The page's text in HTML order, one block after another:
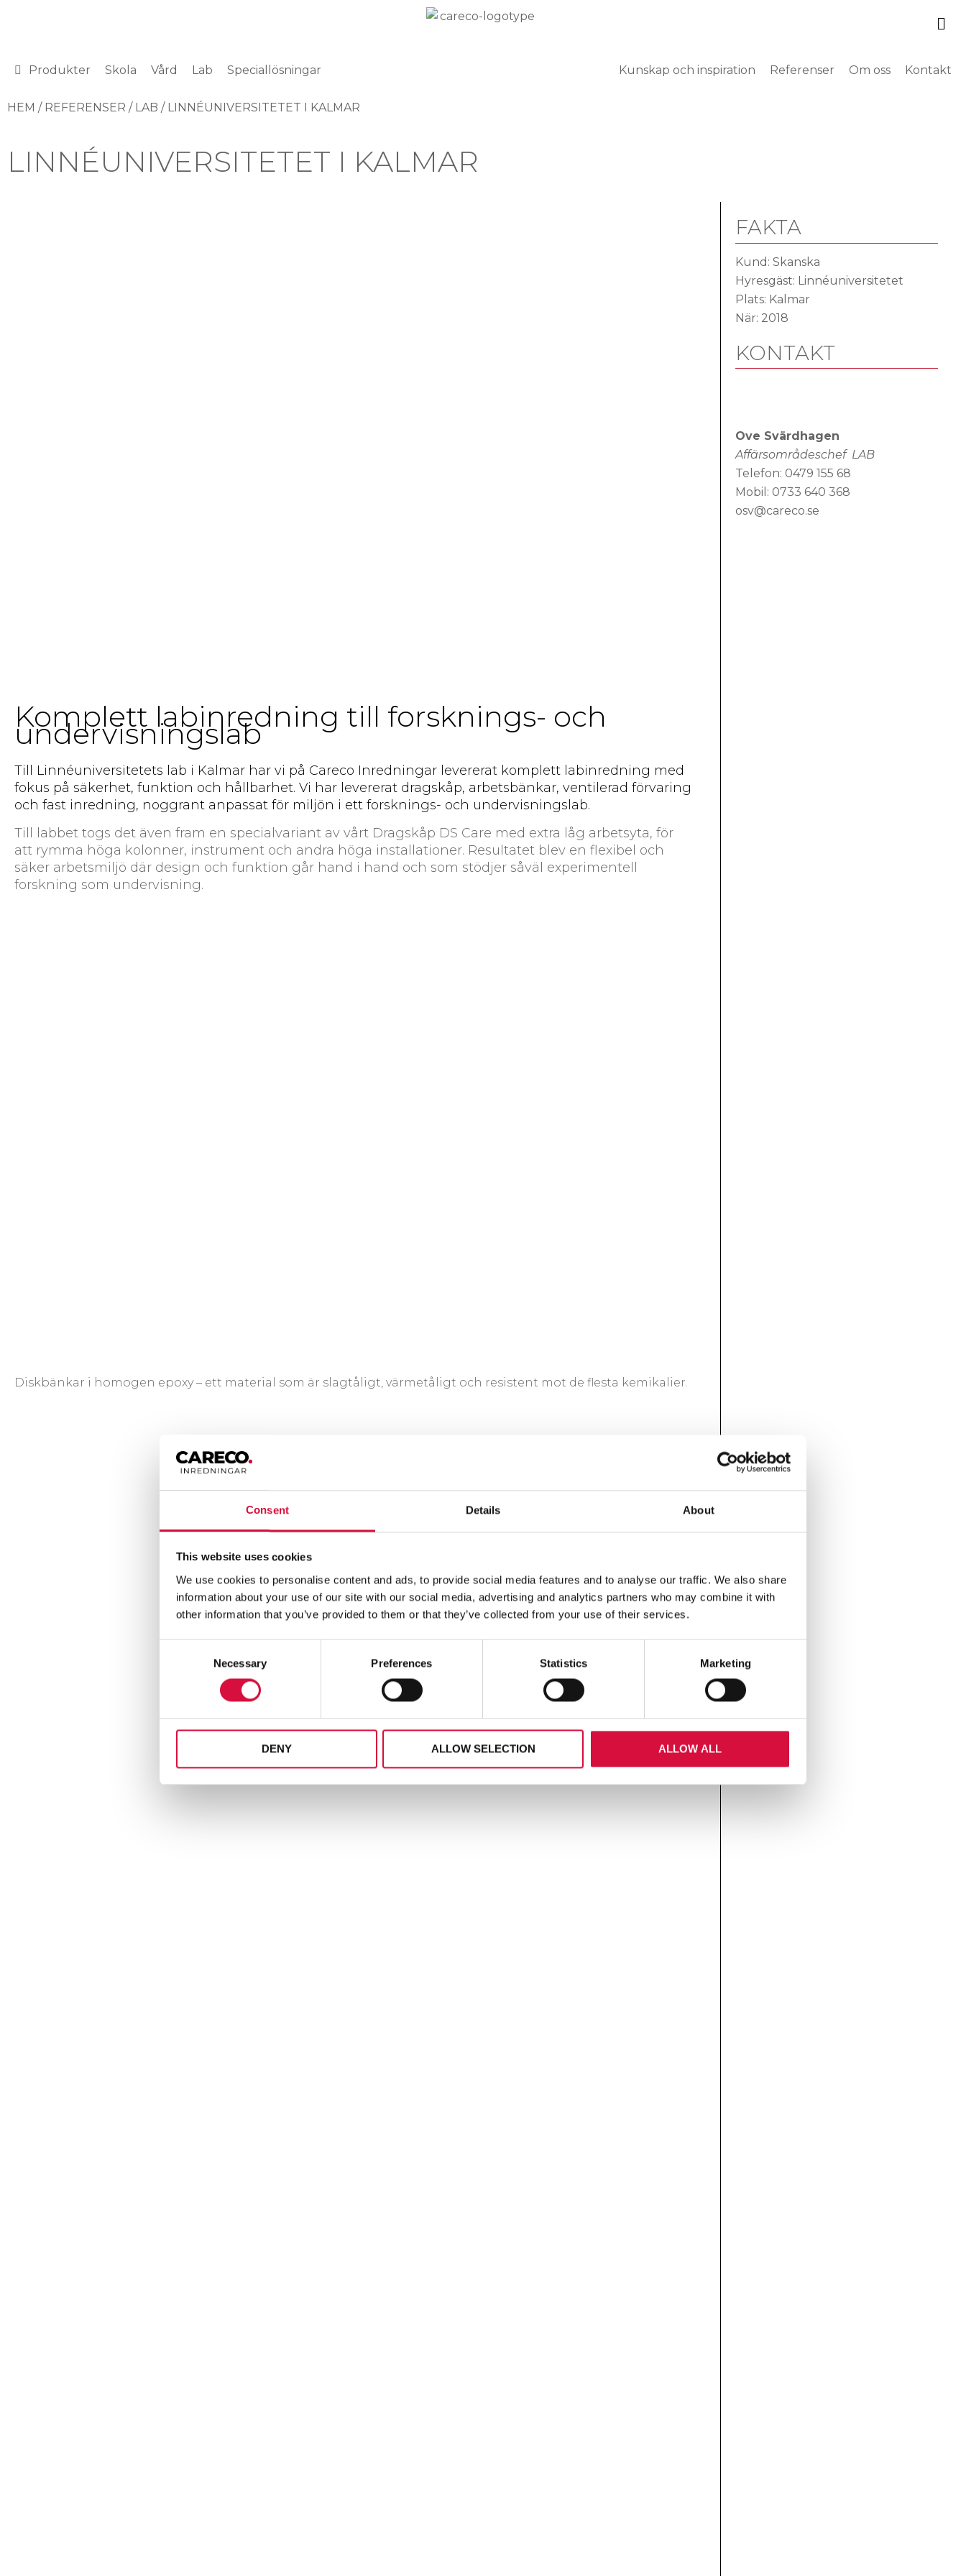
Consent Details About
This website uses cookies
We use cookies to personalise content and ads, to provide social media features and to analyse our traffic. We also share
information about your use of our site with our social media, advertising and analytics partners who may combine it with
other information that you’ve provided to them or that they’ve collected from your use of their services.
Necessary Preferences Statistics Marketing
DENY ALLOW SELECTION ALLOW ALL
Produkter Skola Vård Lab Speciallösningar Kunskap och inspiration Referenser Om oss Kontakt
HEM / REFERENSER / LAB / LINNÉUNIVERSITETET I KALMAR
LINNÉUNIVERSITETET I KALMAR
Komplett labinredning till forsknings- och
undervisningslab
Till Linnéuniversitetets lab i Kalmar har vi på Careco Inredningar levererat komplett labinredning med
fokus på säkerhet, funktion och hållbarhet. Vi har levererat dragskåp, arbetsbänkar, ventilerad förvaring
och fast inredning, noggrant anpassat för miljön i ett forsknings- och undervisningslab.
Till labbet togs det även fram en specialvariant av vårt Dragskåp DS Care med extra låg arbetsyta, för
att rymma höga kolonner, instrument och andra höga installationer. Resultatet blev en flexibel och
säker arbetsmiljö där design och funktion går hand i hand och som stödjer såväl experimentell
forskning som undervisning.
Diskbänkar i homogen epoxy – ett material som är slagtåligt, värmetåligt och resistent mot de flesta kemikalier.
FAKTA
Kund: Skanska
Hyresgäst: Linnéuniversitetet
Plats: Kalmar
När: 2018
KONTAKT
Ove Svärdhagen
Affärsområdeschef LAB
Telefon: 0479 155 68
Mobil: 0733 640 368
osv@careco.se